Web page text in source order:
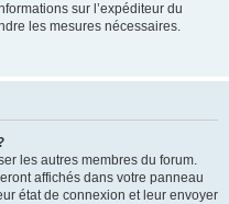
sur l’expéditeur du
les mesures nécessaires.
les autres membres du forum.
affichés dans votre panneau
état de connexion et leur envoyer